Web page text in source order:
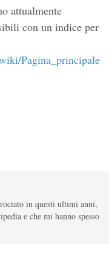
attualmente
con un indice per
Pagina_principale
in questi ultimi anni,
e che mi hanno spesso